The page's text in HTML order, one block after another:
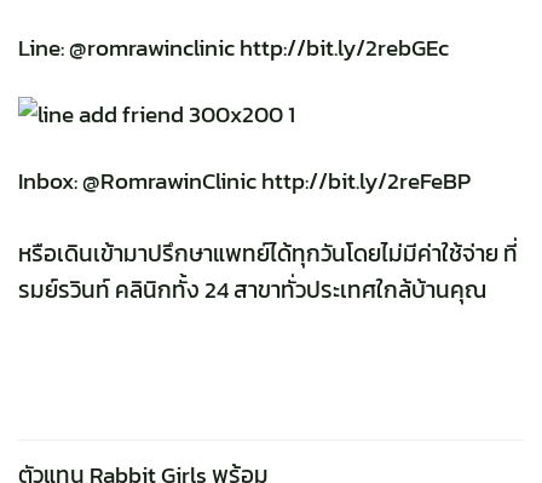
Line: @romrawinclinic http://bit.ly/2rebGEc
Inbox: @RomrawinClinic http://bit.ly/2reFeBP
หรือเดินเข้ามาปรึกษาแพทย์ได้ทุกวันโดยไม่มีค่าใช้จ่าย ที่
รมย์รวินท์ คลินิกทั้ง 24 สาขาทั่วประเทศใกล้บ้านคุณ
ตัวแทน Rabbit Girls พร้อม